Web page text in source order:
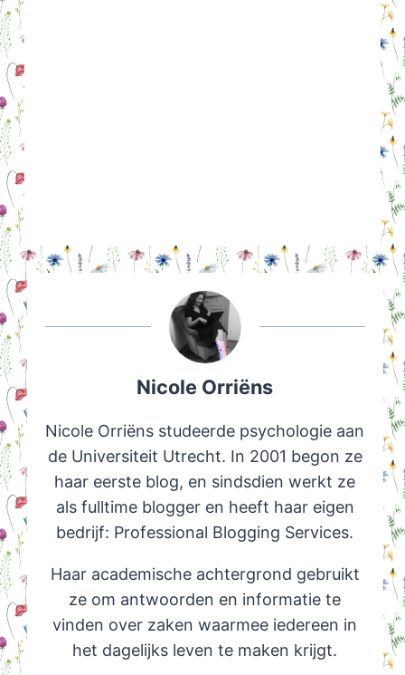
Nicole Orriëns
Nicole Orriëns studeerde psychologie aan
de Universiteit Utrecht. In 2001 begon ze
haar eerste blog, en sindsdien werkt ze
als fulltime blogger en heeft haar eigen
bedrijf: Professional Blogging Services.
Haar academische achtergrond gebruikt
ze om antwoorden en informatie te
vinden over zaken waarmee iedereen in
het dagelijks leven te maken krijgt.